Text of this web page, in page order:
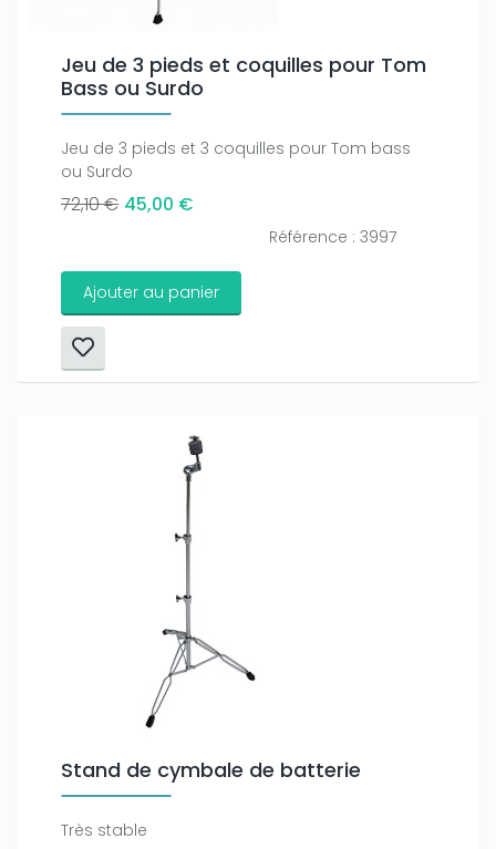
Jeu de 3 pieds et coquilles pour Tom
Bass ou Surdo
Jeu de 3 pieds et 3 coquilles pour Tom bass
ou Surdo
72,10 € 45,00 €
Référence : 3997
Ajouter au panier
Stand de cymbale de batterie
Très stable